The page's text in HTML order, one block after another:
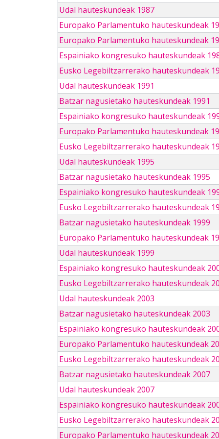
Udal hauteskundeak 1987
Europako Parlamentuko hauteskundeak
Europako Parlamentuko hauteskundeak
Espainiako kongresuko hauteskundeak
Eusko Legebiltzarrerako hauteskundeak
Udal hauteskundeak 1991
Batzar nagusietako hauteskundeak 1991
Espainiako kongresuko hauteskundeak
Europako Parlamentuko hauteskundeak
Eusko Legebiltzarrerako hauteskundeak
Udal hauteskundeak 1995
Batzar nagusietako hauteskundeak 1995
Espainiako kongresuko hauteskundeak
Eusko Legebiltzarrerako hauteskundeak
Batzar nagusietako hauteskundeak 1999
Europako Parlamentuko hauteskundeak
Udal hauteskundeak 1999
Espainiako kongresuko hauteskundeak
Eusko Legebiltzarrerako hauteskundeak
Udal hauteskundeak 2003
Batzar nagusietako hauteskundeak 2003
Espainiako kongresuko hauteskundeak
Europako Parlamentuko hauteskundeak
Eusko Legebiltzarrerako hauteskundeak
Batzar nagusietako hauteskundeak 2007
Udal hauteskundeak 2007
Espainiako kongresuko hauteskundeak
Eusko Legebiltzarrerako hauteskundeak
Europako Parlamentuko hauteskundeak